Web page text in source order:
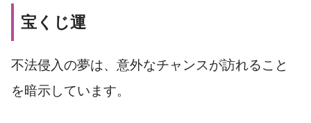
宝くじ運
不法侵入の夢は、意外なチャンスが訪れること
を暗示しています。